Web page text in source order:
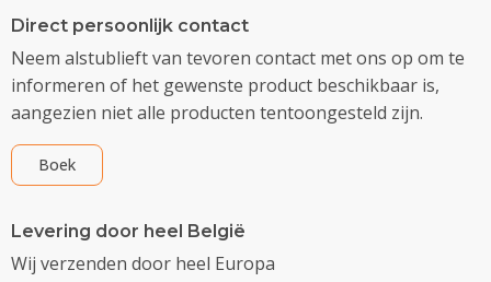
Direct persoonlijk contact
Neem alstublieft van tevoren contact met ons op om te
informeren of het gewenste product beschikbaar is,
aangezien niet alle producten tentoongesteld zijn.
Boek
Levering door heel België
Wij verzenden door heel Europa